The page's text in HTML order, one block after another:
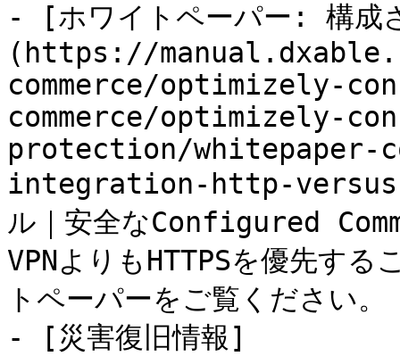
- [ホワイトペーパー: 構成
(https://
commerce/optimizely-
commerce/optimizely-
protection/whitepaper-
integration-http-versus-
ル｜安全なConfigured
VPNよりもHTTPSを優先す
トペーパーをご覧ください。
- [災害復旧情報]